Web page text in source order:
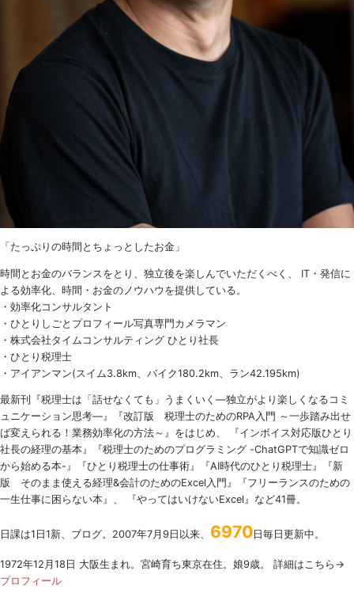
「たっぷりの時間とちょっとしたお金」
時間とお金のバランスをとり、独立後を楽しんでいただくべく、 IT・発信に
よる効率化、時間・お金のノウハウを提供している。
・効率化コンサルタント
・ひとりしごとプロフィール写真専門カメラマン
・株式会社タイムコンサルティング ひとり社長
・ひとり税理士
・アイアンマン(スイム3.8km、バイク180.2km、ラン42.195km)
最新刊『税理士は「話せなくても」うまくいく ―独立がより楽しくなるコミ
ュニケーション思考―』『改訂版 税理士のためのRPA入門 ～一歩踏み出せ
ば変えられる！業務効率化の方法～』をはじめ、 『インボイス対応版ひとり
社長の経理の基本』『税理士のためのプログラミング -ChatGPTで知識ゼロ
から始める本-』『ひとり税理士の仕事術』『AI時代のひとり税理士』『新
版 そのまま使える経理&会計のためのExcel入門』『フリーランスのための
一生仕事に困らない本』、 『やってはいけないExcel』など41冊。
日課は1日1新、ブログ。2007年7月9日以来、 6970 日毎日更新中。
1972年12月18日 大阪生まれ。宮崎育ち東京在住。娘9歳。 詳細はこちら→
プロフィール